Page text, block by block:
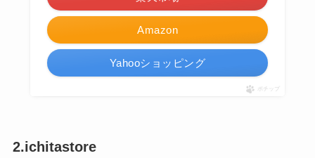
Amazon
Yahooショッピング
ポチップ
2.ichitastore